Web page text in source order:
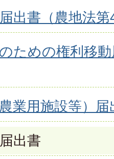
出書（農地法
ための権利移
業用施設等）届
出書